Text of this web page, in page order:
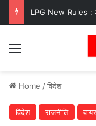
Menu
Home /विदेश
विदेश राजनीति